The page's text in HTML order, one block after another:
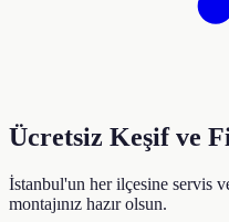
Ücretsiz Keşif ve
İstanbul'un her ilçesine servis
montajınız hazır olsun.